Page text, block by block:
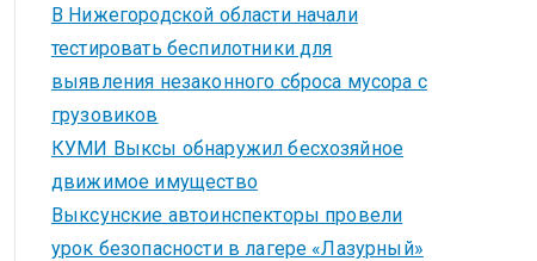
В Нижегородской области начали
тестировать беспилотники для
выявления незаконного сброса мусора с
грузовиков
КУМИ Выксы обнаружил бесхозяйное
движимое имущество
Выксунские автоинспекторы провели
урок безопасности в лагере «Лазурный»